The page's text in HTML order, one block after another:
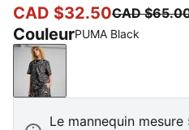
CAD $32.50CAD
CouleurPUMA Black
PUMA Black
Le mannequin